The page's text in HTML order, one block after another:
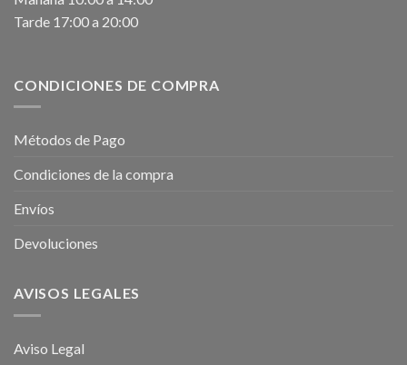
Tarde 17:00 a 20:00
CONDICIONES DE COMPRA
Métodos de Pago
Condiciones de la compra
Envíos
Devoluciones
AVISOS LEGALES
Aviso Legal